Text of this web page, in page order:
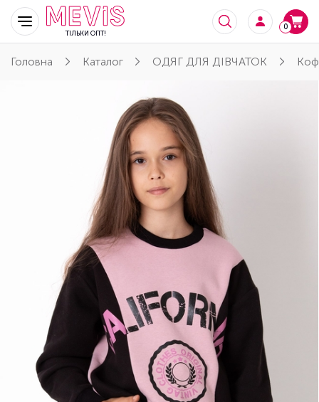
ТІЛЬКИ ОПТ!
0
Головна Каталог ОДЯГ ДЛЯ ДІВЧАТОК